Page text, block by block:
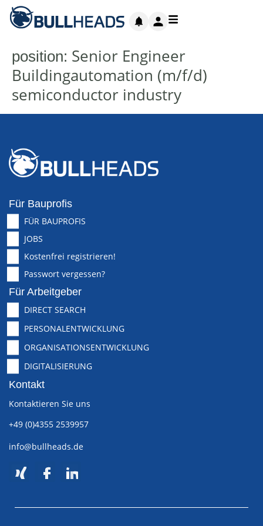
position: Senior Engineer
Buildingautomation (m/f/d)
semiconductor industry
Für Bauprofis
FÜR BAUPROFIS
JOBS
Kostenfrei registrieren!
Passwort vergessen?
Für Arbeitgeber
DIRECT SEARCH
PERSONALENTWICKLUNG
ORGANISATIONSENTWICKLUNG
DIGITALISIERUNG
Kontakt
Kontaktieren Sie uns
+49 (0)4355 2539957
info@bullheads.de